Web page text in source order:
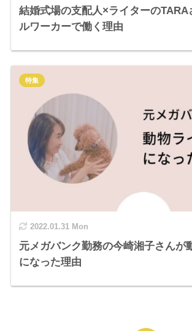
結婚式場の支配人×ライターのTARA
ルワーカーで働く理由
2022.01.31 Mon
元メガバンク勤務の今崎湘子さんが
になった理由
特集